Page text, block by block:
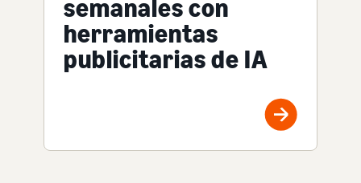
semanales con
herramientas
publicitarias de IA